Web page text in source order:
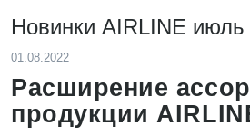
Новинки AIRLINE июль
01.08.2022
Расширение
продукции